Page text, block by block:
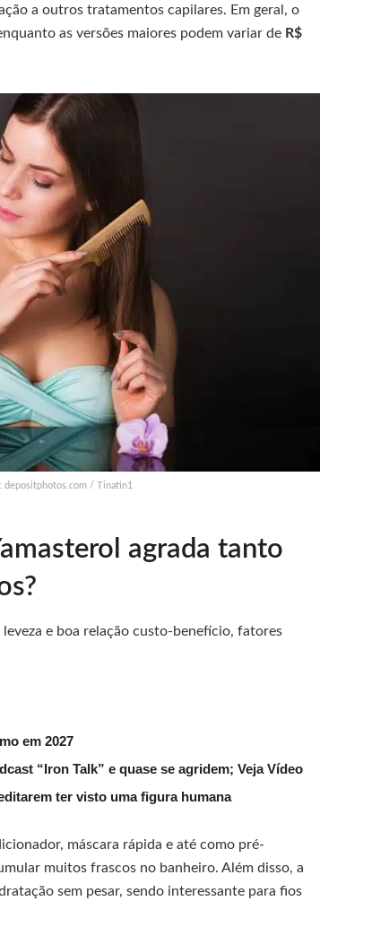
a outros tratamentos capilares. Em geral, o
as versões maiores podem variar de R$
depositphotos.com / Tinatin1
agrada tanto
e boa relação custo-benefício, fatores
em 2027
“Iron Talk” e quase se agridem; Veja Vídeo
ter visto uma figura humana
máscara rápida e até como pré-
muitos frascos no banheiro. Além disso, a
sem pesar, sendo interessante para fios